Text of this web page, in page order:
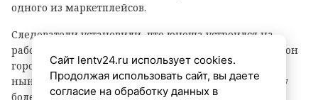
одного из маркетплейсов.
Следователи установили, что юноша устроился на
работу в ПВЗ на Софийской улице (Фрунзенский район
города) и с ноября прошлого года по февраль
нынешнего украл оттуда различные вещи и технику
более чем на 500 тысяч рублей, сообщает
Сайт lentv24.ru использует cookies.
Продолжая использовать сайт, вы даете
согласие на обработку данных в